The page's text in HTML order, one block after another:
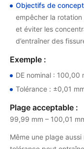
Objectifs de
empêcher la
et éviter les
d’entraîner des
Exemple :
DE nominal : 100,00
Tolérance : ±0,01
Plage acceptable :
99,99 mm – 100,01
Même une plage